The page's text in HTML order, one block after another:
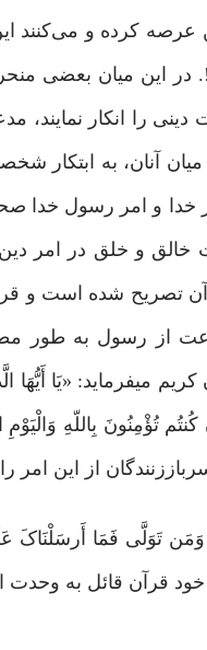
عرصه کرده و می‌کنند
در این میان بعضی
را انکار
آنان، به ابتکار
خدا و امر رسول خدا
و خلق در امر
تصریح شده است و
از رسول به طور
میفرماید: «یَا أَیُّهَا
از این امر
قرآن قائل به